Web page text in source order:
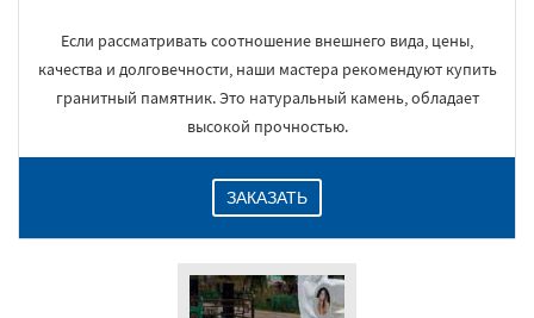
Если рассматривать соотношение внешнего вида, цены,
качества и долговечности, наши мастера рекомендуют купить
гранитный памятник. Это натуральный камень, обладает
высокой прочностью.
ЗАКАЗАТЬ